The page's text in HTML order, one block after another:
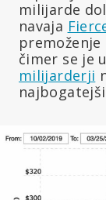
milijarde
navaja
čimer se je
milijarderji